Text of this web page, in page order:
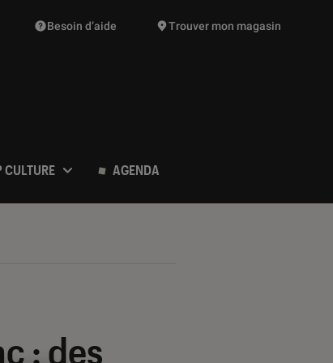
Des suggestions de produits vont vous être proposées
Besoin d’aide Trouver mon magasin
CULTURE AGENDA
: des